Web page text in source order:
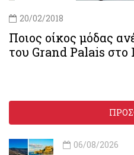
20/02/2018
Ποιος οίκος μόδας
του Grand Palais στο
06/08/2026